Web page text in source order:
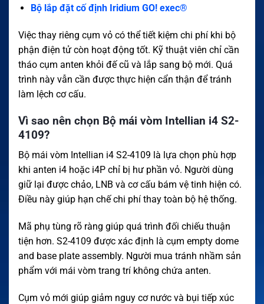
Bộ lắp đặt cố định Iridium GO! exec®
Việc thay riêng cụm vỏ có thể tiết kiệm chi phí khi bộ
phận điện tử còn hoạt động tốt. Kỹ thuật viên chỉ cần
tháo cụm anten khỏi đế cũ và lắp sang bộ mới. Quá
trình này vẫn cần được thực hiện cẩn thận để tránh
làm lệch cơ cấu.
Vì sao nên chọn Bộ mái vòm Intellian i4 S2-
4109?
Bộ mái vòm Intellian i4 S2-4109 là lựa chọn phù hợp
khi anten i4 hoặc i4P chỉ bị hư phần vỏ. Người dùng
giữ lại được chảo, LNB và cơ cấu bám vệ tinh hiện có.
Điều này giúp hạn chế chi phí thay toàn bộ hệ thống.
Mã phụ tùng rõ ràng giúp quá trình đối chiếu thuận
tiện hơn. S2-4109 được xác định là cụm empty dome
and base plate assembly. Người mua tránh nhầm sản
phẩm với mái vòm trang trí không chứa anten.
Cụm vỏ mới giúp giảm nguy cơ nước và bụi tiếp xúc